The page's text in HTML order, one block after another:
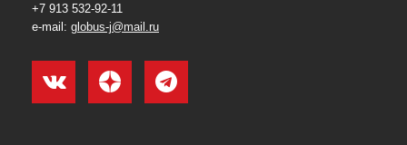
+7 913 532-92-11
e-mail: globus-j@mail.ru